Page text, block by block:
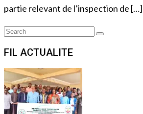
partie relevant de l’inspection de […]
Search
Search
FIL ACTUALITE